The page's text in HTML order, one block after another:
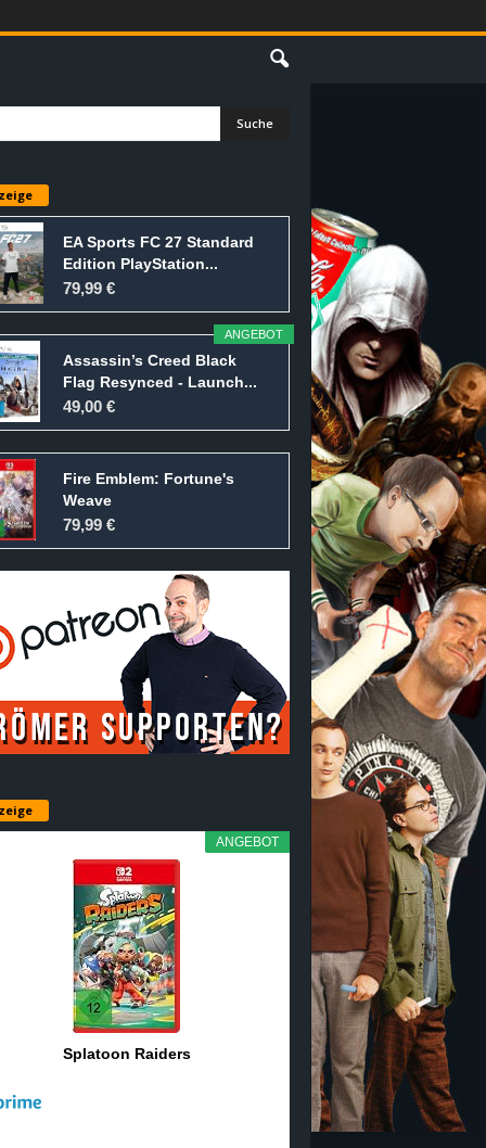
EA Sports FC 27 Standard
Edition PlayStation...
79,99 €
ANGEBOT
Assassin’s Creed Black
Flag Resynced - Launch...
49,00 €
Fire Emblem: Fortune's
Weave
79,99 €
ANGEBOT
Splatoon Raiders